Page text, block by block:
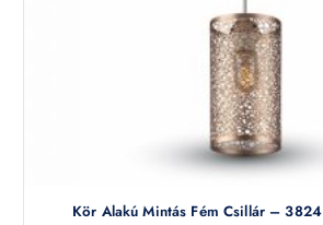
Kör Alakú Mintás Fém Csillár –